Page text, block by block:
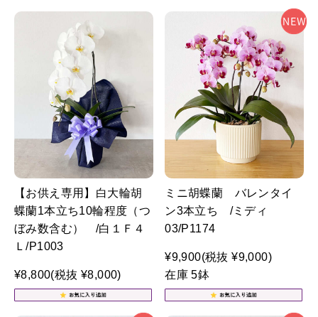
【お供え専用】白大輪胡
蝶蘭1本立ち10輪程度（つ
ぼみ数含む） /白１Ｆ４
Ｌ/P1003
¥8,800(税抜 ¥8,000)
ミニ胡蝶蘭 バレンタイ
ン3本立ち /ミディ
03/P1174
¥9,900(税抜 ¥9,000)
在庫 5鉢